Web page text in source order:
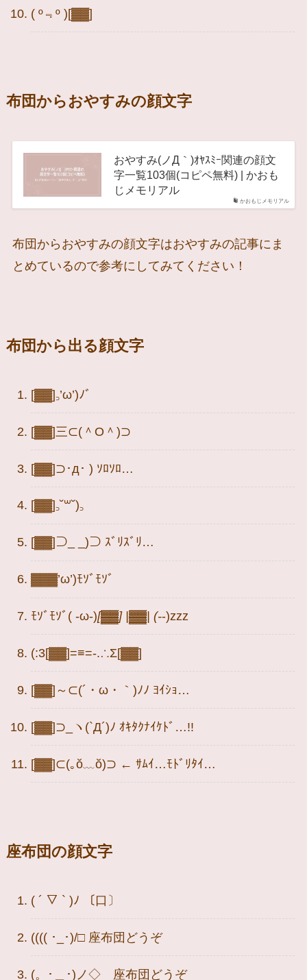
( º﹃º )[▓▓]
布団からおやすみの顔文字
かおもじメモリアル
おやすみ(ノД｀)ｵﾔｽﾐｰ関連の顔文
字一覧103個(コピペ無料) | かおも
じメモリアル
布団からおやすみの顔文字はおやすみの記事にま
とめているので参考にしてみてください！
布団から出る顔文字
[▓▓]꜆’ω’)ﾉ゛
[▓▓]三⊂(＾O＾)⊃
[▓▓]⊃･д･ ) ｿﾛｿﾛ…
[▓▓]꜆˘꒳˘)꜆
[▓▓]⊃_ _)⊃ ｽﾞﾘｽﾞﾘ…
▓▓▓’ω’)ﾓｿﾞﾓｿﾞ
ﾓｿﾞﾓｿﾞ( -ω-)[▓▓] |▓▓| (--)zzz
(:3[▓▓]=≡=-.∴Σ[▓▓]
[▓▓]～⊂(´・ω・｀)ﾉﾉ ﾖｲｼｮ…
[▓▓]⊃_ヽ(`Д´)ﾉ ｵｷﾀｸﾅｲｹﾄﾞ…!!
[▓▓]⊂(｡ŏ﹏ŏ)⊃ ← ｻﾑｲ…ﾓﾄﾞﾘﾀｲ…
座布団の顔文字
( ´ ▽ ` )ﾉ 〔口〕
(((( ･_･)/□ 座布団どうぞ
(。･＿･)ノ◇ 座布団どうぞ